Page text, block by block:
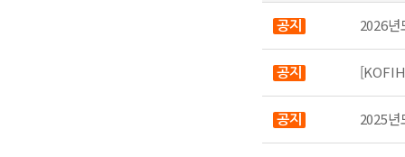
공지 2026년
공지
공지 2025년